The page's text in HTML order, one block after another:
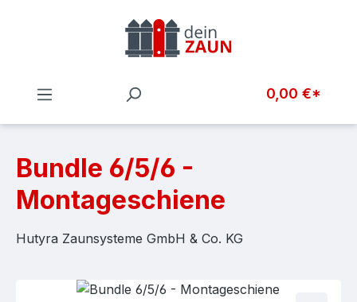
Zum Hauptinhalt springen
0,00 €*
Bundle 6/5/6 -
Montageschiene
Hutyra Zaunsysteme GmbH & Co. KG
Bildergalerie überspringen